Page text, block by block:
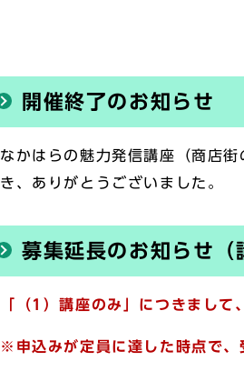
開催終了のお知らせ
なかはらの魅力発信講座（商店
き、ありがとうございました。
募集延長のお知らせ（
「（1）講座のみ」につきまし
※申込みが定員に達した時点で、